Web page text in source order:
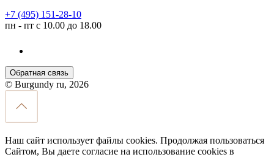
+7 (495) 151-28-10
пн - пт с 10.00 до 18.00
Обратная связь
© Burgundy ru, 2026
Наш сайт использует файлы cookies. Продолжая пользоваться
Сайтом, Вы даете согласие на использование cookies в